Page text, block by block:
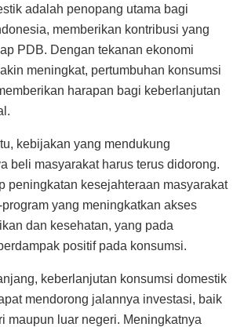
adalah penopang utama bagi
memberikan kontribusi yang
PDB. Dengan tekanan ekonomi
meningkat, pertumbuhan konsumsi
harapan bagi keberlanjutan
kebijakan yang mendukung
beli masyarakat harus terus didorong.
peningkatan kesejahteraan masyarakat
yang meningkatkan akses
dan kesehatan, yang pada
positif pada konsumsi.
keberlanjutan konsumsi domestik
mendorong jalannya investasi, baik
maupun luar negeri. Meningkatnya